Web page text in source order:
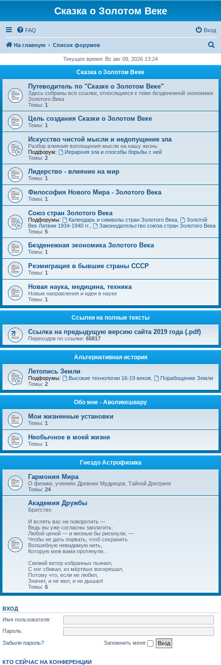
Сказка о Золотом Веке
FAQ Вход
На главную Список форумов
с
Текущее время: Вс авг 09, 2026 13:24
Сказка о Золотом Веке
Путеводитель по "Сказке о Золотом Веке"
Здесь собраны все ссылки, относящиеся к теме безденежной экономики
Золотого Века
Темы: 1
Цель создания Сказки о Золотом Веке
Темы: 1
Искусство чистой мысли и недопущение зла
Разбор влияния воплощения мысли на нашу жизнь.
Подфорум:
Иерархия зла и способы борьбы с ней
Темы: 2
Лидерство - влияние на мир
Темы: 1
Философия Нового Мира - Золотого Века
Темы: 1
Cоюз стран Золотого Века
Подфорумы: Календарь и символы стран Золотого Века,
Золотой
Век Латвии 1934-1940 гг.
Законодательство союза стран Золотого Века
Темы: 5
Безденежная экономика Золотого Века
Темы: 1
Реэмиграция в бывшие страны СССР
Темы: 1
Новая наука, медицина, техника
Новые направления и идеи в науке
Темы: 1
Ссылки на полные тексты
Ссылка на предыдущую версию сайта 2019 года (.pdf)
Переходов по ссылке: 65817
Альтернативная история
Летопись Земли
Подфорумы: Высокие технологии 16-19 веков,
Порабощение Земли
Темы: 2
Обо мне - Аволикешвару
Мои жизненные установки
Темы: 1
Необычное в моей жизни
Темы: 1
Гнездо Астрофизика
Гармония Мира
О физике, учениях Древних Мудрецов, Тайной Доктрине
Темы: 24
Академия Дружбы
Братство
И вспять вас не поворотить —
Ведь вы уже согласны заплатить:
Любой ценой — и жизнью бы рискнули, —
Чтобы не дать порвать, чтоб сохранить
Волшебную невидимую нить,
Которую меж вами протянули...
Свежий ветер избранных пьянил,
С ног сбивал, из мёртвых воскрешал,
Потому что, если не любил,
Значит, и не жил, и не дышал!
Темы: 5
ВХОД
Имя пользователя:
Пароль:
Забыли пароль?
Запомнить меня
КТО СЕЙЧАС НА КОНФЕРЕНЦИИ